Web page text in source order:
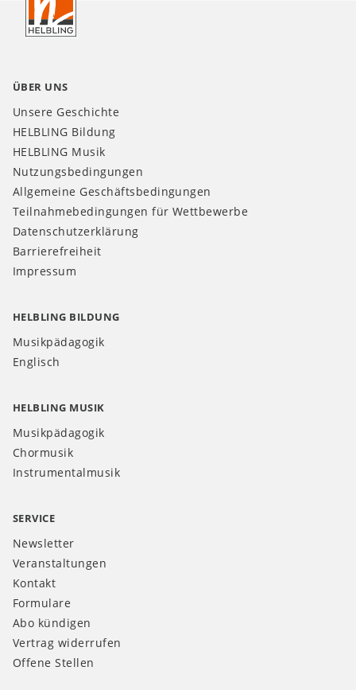
CH
ÜBER UNS
Unsere Geschichte
HELBLING Bildung
HELBLING Musik
Nutzungsbedingungen
Allgemeine Geschäftsbedingungen
Teilnahmebedingungen für Wettbewerbe
Datenschutzerklärung
Barrierefreiheit
Impressum
HELBLING BILDUNG
Musikpädagogik
Englisch
HELBLING MUSIK
Musikpädagogik
Chormusik
Instrumentalmusik
SERVICE
Newsletter
Veranstaltungen
Kontakt
Formulare
Abo kündigen
Vertrag widerrufen
Offene Stellen